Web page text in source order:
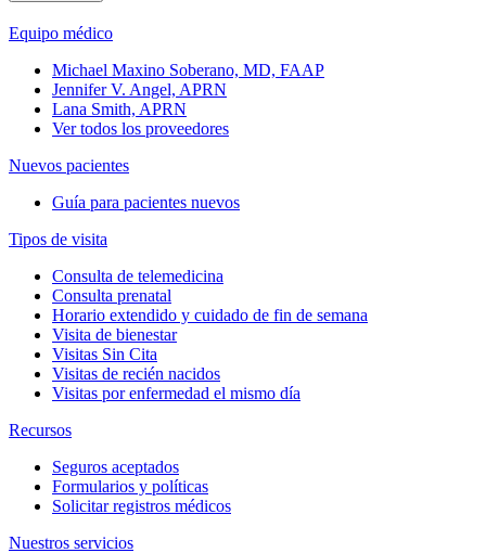
Equipo médico
Michael Maxino Soberano, MD, FAAP
Jennifer V. Angel, APRN
Lana Smith, APRN
Ver todos los proveedores
Nuevos pacientes
Guía para pacientes nuevos
Tipos de visita
Consulta de telemedicina
Consulta prenatal
Horario extendido y cuidado de fin de semana
Visita de bienestar
Visitas Sin Cita
Visitas de recién nacidos
Visitas por enfermedad el mismo día
Recursos
Seguros aceptados
Formularios y políticas
Solicitar registros médicos
Nuestros servicios